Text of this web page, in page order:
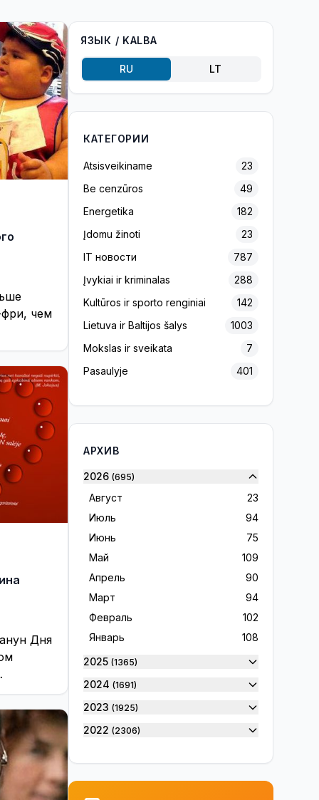
фри, чем
Дня
девушек
ЯЗЫК / KALBA
RU LT
КАТЕГОРИИ
Atsisveikiname
23
Be cenzūros
49
Energetika
182
Įdomu žinoti
23
IT новости
787
Įvykiai ir kriminalas
288
Kultūros ir sporto renginiai
142
Lietuva ir Baltijos šalys
1003
Mokslas ir sveikata
7
Pasaulyje
401
Verslas ir ekonomika
10
Visaginas ir visaginiečiai
16
Visagine
1209
Без цензуры
230
Благодарность
36
Вакансии
14
В Висагинасе
9159
Висагинас и висагинцы
156
В Мире
4779
Выборы 2019
98
Выборы 2024
61
АРХИВ
2026 (695)
Август
23
Июль
94
Июнь
75
Май
109
Апрель
90
Март
94
Февраль
102
Январь
108
2025 (1365)
2024 (1691)
2023 (1925)
2022 (2306)